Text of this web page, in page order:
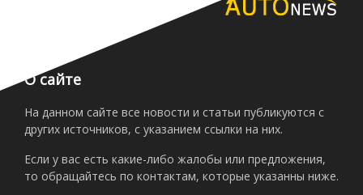
О сайте
На данном сайте все новости и статьи публикуются с
других источников, с указанием ссылки на них.
Если у вас есть какие-либо жалобы или предложения,
то обращайтесь по контактам, которые указанны ниже.